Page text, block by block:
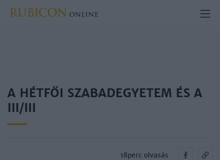
A HÉTFŐI SZABADEGYETEM ÉS A
III/III
18perc olvasás